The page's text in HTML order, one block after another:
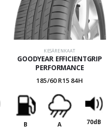
KESÄRENKAAT
GOODYEAR EFFICIENTGRIP
PERFORMANCE
185/60 R15 84H
B A 70dB